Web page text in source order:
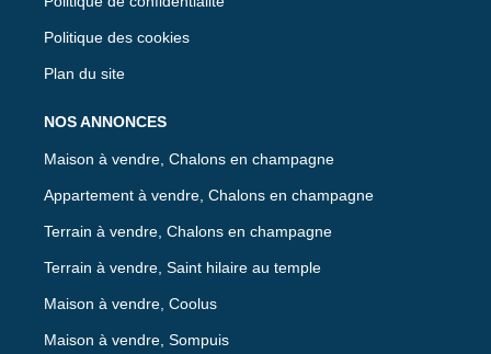
Politique des cookies
Plan du site
NOS ANNONCES
Maison à vendre, Chalons en champagne
Appartement à vendre, Chalons en champagne
Terrain à vendre, Chalons en champagne
Terrain à vendre, Saint hilaire au temple
Maison à vendre, Coolus
Maison à vendre, Sompuis